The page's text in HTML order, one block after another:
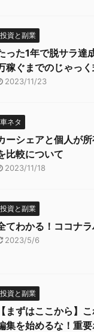
投資と副業
った1年で脱サラ達
稼ぐまでのじゃっく
2023/11/23
車ネタ
ーシェアと個人が
比較について
2023/11/18
投資と副業
てわかる！ココナラ
2023/5/6
投資と副業
【まずはここから】
集を始めるな！重要